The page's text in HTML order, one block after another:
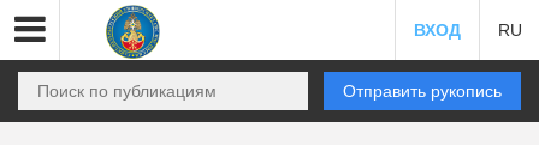
ВХОД RU
Отправить рукопись